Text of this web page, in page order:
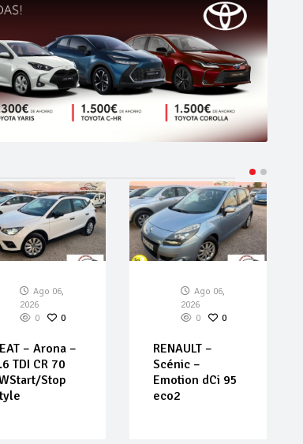
Ago 06,
2026
0
0
– Arona –
TDI CR 70
Stop
Ago 06,
2026
0
0
RENAULT –
Scénic –
Emotion dCi 95
eco2